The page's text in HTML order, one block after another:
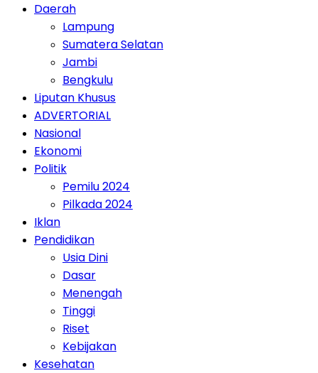
Daerah
Lampung
Sumatera Selatan
Jambi
Bengkulu
Liputan Khusus
ADVERTORIAL
Nasional
Ekonomi
Politik
Pemilu 2024
Pilkada 2024
Iklan
Pendidikan
Usia Dini
Dasar
Menengah
Tinggi
Riset
Kebijakan
Kesehatan